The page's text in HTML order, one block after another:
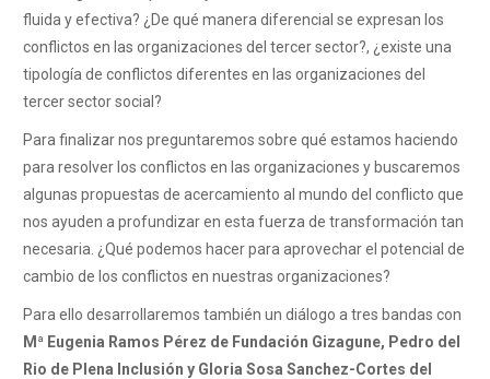
fluida y efectiva? ¿De qué manera diferencial se expresan los
conflictos en las organizaciones del tercer sector?, ¿existe una
tipología de conflictos diferentes en las organizaciones del
tercer sector social?
Para finalizar nos preguntaremos sobre qué estamos haciendo
para resolver los conflictos en las organizaciones y buscaremos
algunas propuestas de acercamiento al mundo del conflicto que
nos ayuden a profundizar en esta fuerza de transformación tan
necesaria. ¿Qué podemos hacer para aprovechar el potencial de
cambio de los conflictos en nuestras organizaciones?
Para ello desarrollaremos también un diálogo a tres bandas con
Mª Eugenia Ramos Pérez de Fundación Gizagune, Pedro del
Rio de Plena Inclusión y Gloria Sosa Sanchez-Cortes del